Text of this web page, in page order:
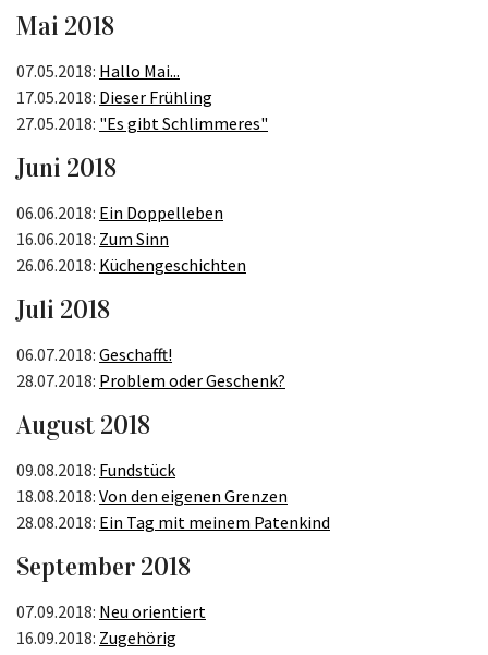
Mai 2018
07.05.2018: Hallo Mai...
17.05.2018: Dieser Frühling
27.05.2018: "Es gibt Schlimmeres"
Juni 2018
06.06.2018: Ein Doppelleben
16.06.2018: Zum Sinn
26.06.2018: Küchengeschichten
Juli 2018
06.07.2018: Geschafft!
28.07.2018: Problem oder Geschenk?
August 2018
09.08.2018: Fundstück
18.08.2018: Von den eigenen Grenzen
28.08.2018: Ein Tag mit meinem Patenkind
September 2018
07.09.2018: Neu orientiert
16.09.2018: Zugehörig